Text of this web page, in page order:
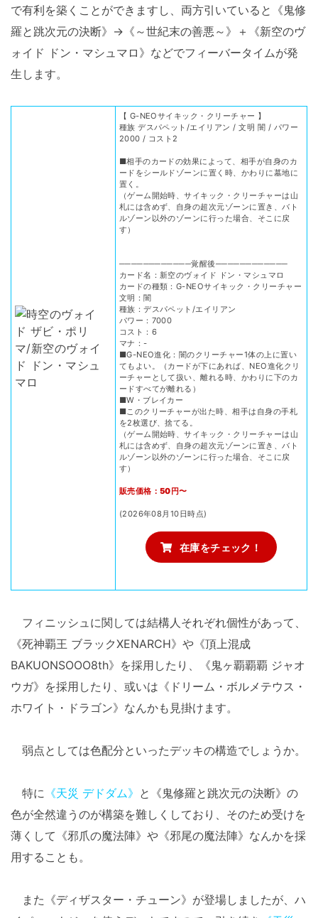
で有利を築くことができますし、両方引いていると《鬼修
羅と跳次元の決断》→《～世紀末の善悪～》＋《新空のヴ
ォイド ドン・マシュマロ》などでフィーバータイムが発
生します。
【 G-NEOサイキック・クリーチャー 】
種族 デスパペット/エイリアン / 文明 闇 / パワー
2000 / コスト2
■相手のカードの効果によって、相手が自身のカ
ードをシールドゾーンに置く時、かわりに墓地に
置く。
（ゲーム開始時、サイキック・クリーチャーは山
札には含めず、自身の超次元ゾーンに置き、バト
ルゾーン以外のゾーンに行った場合、そこに戻
す）
────────────覚醒後────────────
カード名：新空のヴォイド ドン・マシュマロ
カードの種類：G-NEOサイキック・クリーチャー
文明：闇
種族：デスパペット/エイリアン
パワー：7000
コスト：6
マナ：-
■G-NEO進化：闇のクリーチャー1体の上に置い
てもよい。（カードが下にあれば、NEO進化クリ
ーチャーとして扱い、離れる時、かわりに下のカ
ードすべてが離れる）
■W・ブレイカー
■このクリーチャーが出た時、相手は自身の手札
を2枚選び、捨てる。
（ゲーム開始時、サイキック・クリーチャーは山
札には含めず、自身の超次元ゾーンに置き、バト
ルゾーン以外のゾーンに行った場合、そこに戻
す）
販売価格：50円〜
(2026年08月10日時点)
在庫をチェック！
フィニッシュに関しては結構人それぞれ個性があって、
《死神覇王 ブラックXENARCH》や《頂上混成
BAKUONSOOO8th》を採用したり、《鬼ヶ覇覇覇 ジャオ
ウガ》を採用したり、或いは《ドリーム・ボルメテウス・
ホワイト・ドラゴン》なんかも見掛けます。
弱点としては色配分といったデッキの構造でしょうか。
特に 《天災 デドダム》 と《鬼修羅と跳次元の決断》の
色が全然違うのが構築を難しくしており、そのため受けを
薄くして《邪爪の魔法陣》や《邪尾の魔法陣》なんかを採
用することも。
また《ディザスター・チューン》が登場しましたが、ハ